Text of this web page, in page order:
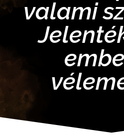
valami